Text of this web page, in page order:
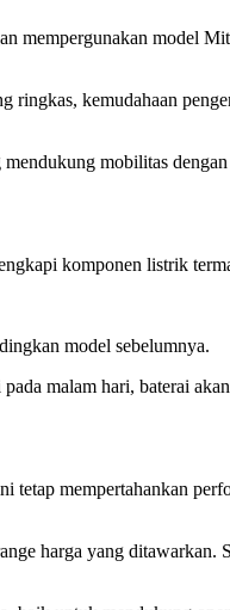
mempergunakan model
kemudahaan
mobilitas
komponen listrik
model sebelumnya.
malam hari, baterai
mempertahankan
harga yang ditawarkan.